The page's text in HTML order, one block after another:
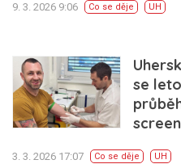
9. 3. 2026 9:06 Co se děje UH
se
3. 3. 2026 17:07 Co se děje UH